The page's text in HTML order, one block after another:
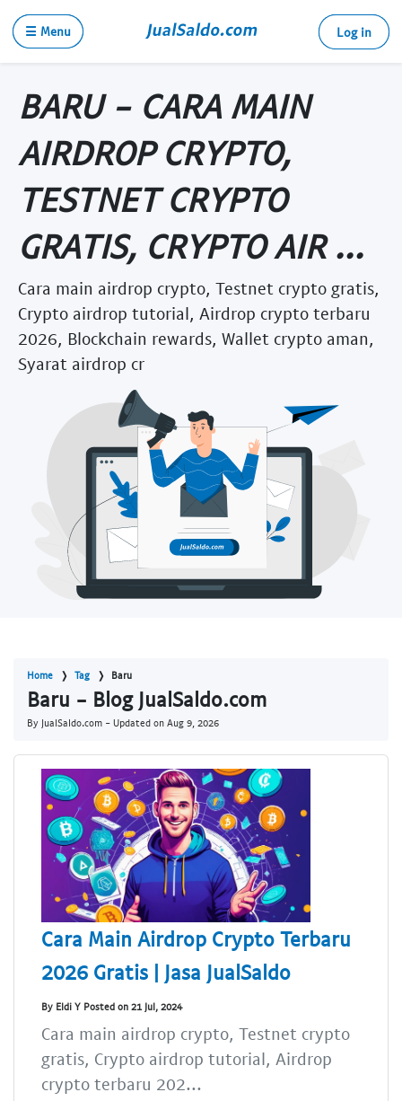
☰ Menu Log in
BARU - CARA MAIN
AIRDROP CRYPTO,
TESTNET CRYPTO
GRATIS, CRYPTO AIR ...
Cara main airdrop crypto, Testnet crypto gratis,
Crypto airdrop tutorial, Airdrop crypto terbaru
2026, Blockchain rewards, Wallet crypto aman,
Syarat airdrop cr
Home Tag Baru
Baru - Blog JualSaldo.com
By JualSaldo.com - Updated on Aug 9, 2026
Cara Main Airdrop Crypto Terbaru
2026 Gratis | Jasa JualSaldo
By Eldi Y Posted on 21 Jul, 2024
Cara main airdrop crypto, Testnet crypto
gratis, Crypto airdrop tutorial, Airdrop
crypto terbaru 202...